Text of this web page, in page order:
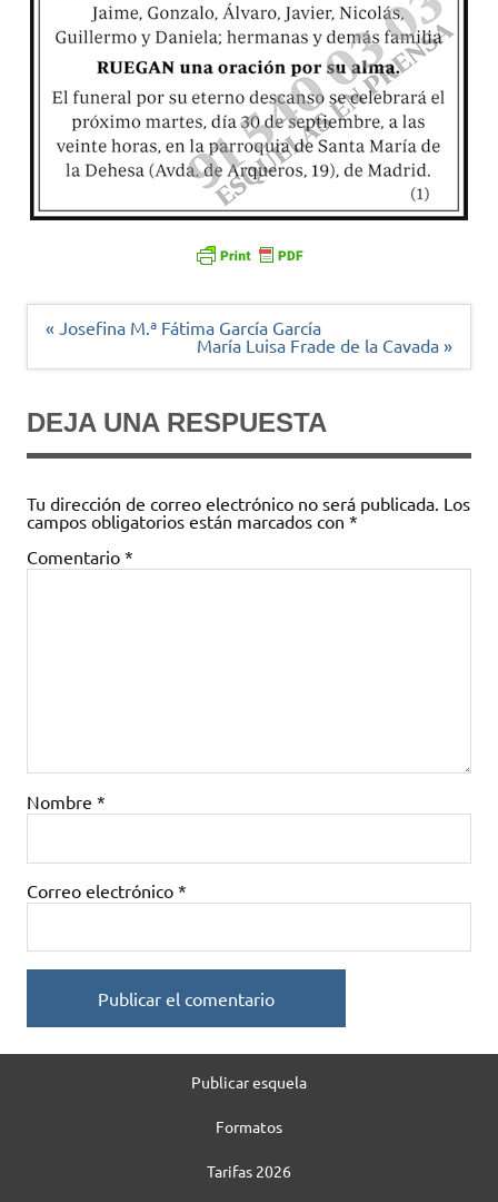
Navegación
« Josefina M.ª Fátima García García
María Luisa Frade de la Cavada »
DEJA UNA RESPUESTA
Tu dirección de correo electrónico no será publicada. Los
campos obligatorios están marcados con *
Comentario *
Nombre *
Correo electrónico *
Publicar esquela
Formatos
Tarifas 2026